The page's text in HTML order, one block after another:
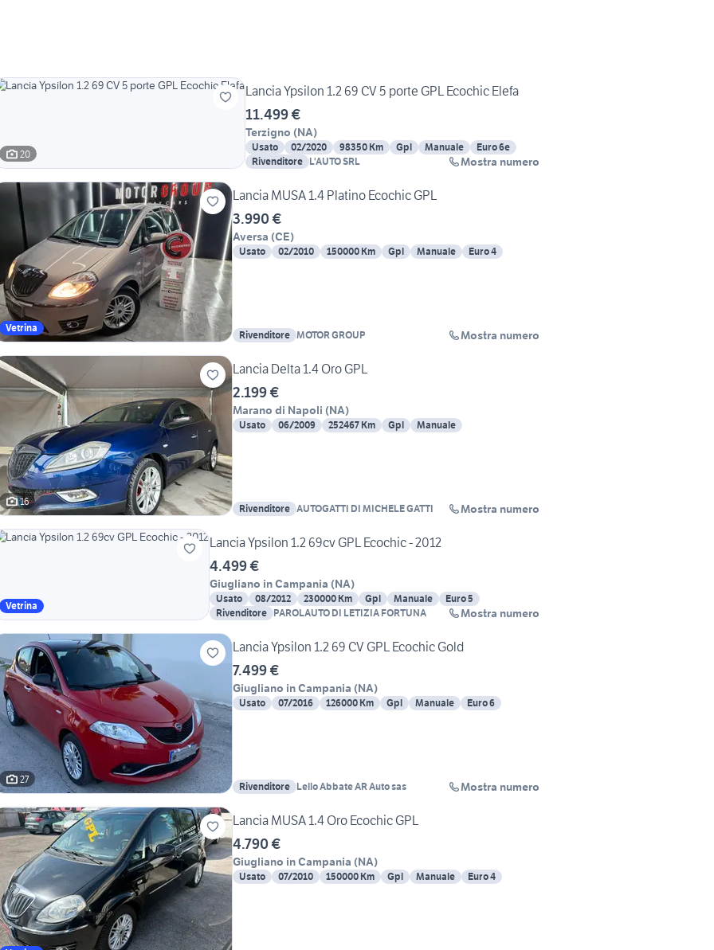
20
Lancia Ypsilon 1.2 69 CV 5 porte GPL Ecochic Elefa
11.499 €
Terzigno (NA)
Usato 02/2020 98350 Km Gpl Manuale
Euro 6e
Rivenditore L'AUTO SRL Mostra numero
Vetrina
Lancia MUSA 1.4 Platino Ecochic GPL
3.990 €
Aversa (CE)
Usato 02/2010 150000 Km Gpl Manuale Euro 4
Rivenditore MOTOR GROUP Mostra numero
16
Lancia Delta 1.4 Oro GPL
2.199 €
Marano di Napoli (NA)
Usato 06/2009 252467 Km Gpl Manuale
Rivenditore AUTOGATTI DI MICHELE GATTI Mostra numero
Vetrina
Lancia Ypsilon 1.2 69cv GPL Ecochic - 2012
4.499 €
Giugliano in Campania (NA)
Usato 08/2012 230000 Km Gpl Manuale
Euro 5
Rivenditore PAROLAUTO DI LETIZIA FORTUNA Mostra numero
27
Lancia Ypsilon 1.2 69 CV GPL Ecochic Gold
7.499 €
Giugliano in Campania (NA)
Usato 07/2016 126000 Km Gpl Manuale Euro 6
Rivenditore Lello Abbate AR Auto sas Mostra numero
Lancia MUSA 1.4 Oro Ecochic GPL
4.790 €
Giugliano in Campania (NA)
Usato 07/2010 150000 Km Gpl Manuale Euro 4